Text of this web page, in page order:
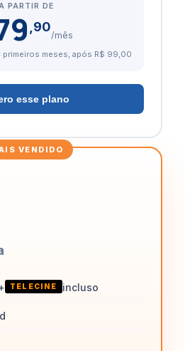
PARTIR DE
,90
/mês
meses, após R$ 99,00
esse plano
TELECINE incluso